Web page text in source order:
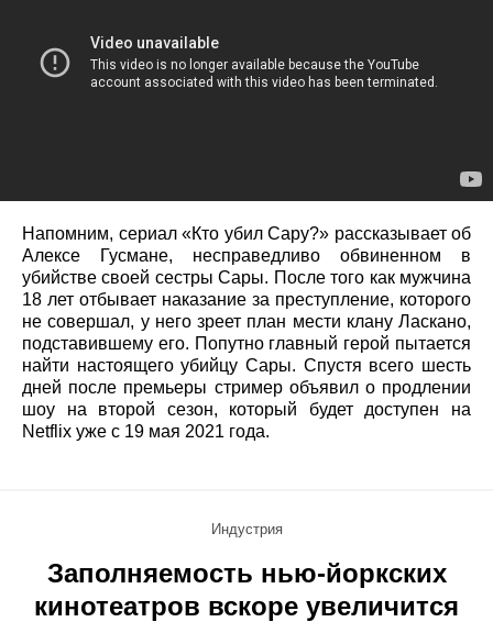
Напомним, сериал «Кто убил Сару?» рассказывает об
Алексе Гусмане, несправедливо обвиненном в
убийстве своей сестры Сары. После того как мужчина
18 лет отбывает наказание за преступление, которого
не совершал, у него зреет план мести клану Ласкано,
подставившему его. Попутно главный герой пытается
найти настоящего убийцу Сары. Спустя всего шесть
дней после премьеры стример объявил о продлении
шоу на второй сезон, который будет доступен на
Netflix уже с 19 мая 2021 года.
Индустрия
Заполняемость нью-йоркских
кинотеатров вскоре увеличится